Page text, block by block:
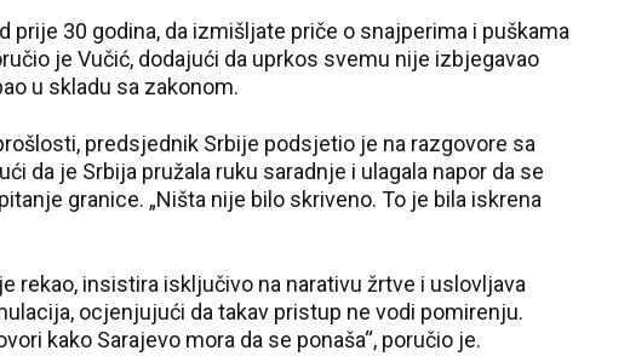
prije 30 godina, da izmišljate priče o snajperima i puškama
je Vučić, dodajući da uprkos svemu nije izbjegavao
u skladu sa zakonom.
predsjednik Srbije podsjetio je na razgovore sa
da je Srbija pružala ruku saradnje i ulagala napor da se
granice. „Ništa nije bilo skriveno. To je bila iskrena
rekao, insistira isključivo na narativu žrtve i uslovljava
ocjenjujući da takav pristup ne vodi pomirenju.
kako Sarajevo mora da se ponaša“, poručio je.